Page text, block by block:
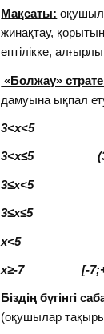
Мақсаты:
жинақтау,
ептілікке,
«Болжау»
дамуына ықпал
3<x<5
3<x≤5
3≤x<5
3≤x≤5
x<5
x≥-7 [-
Біздің бүгінгі
(оқушылар